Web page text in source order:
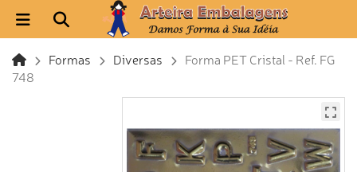
Formas Diversas
Forma PET Cristal - Ref. FG
748